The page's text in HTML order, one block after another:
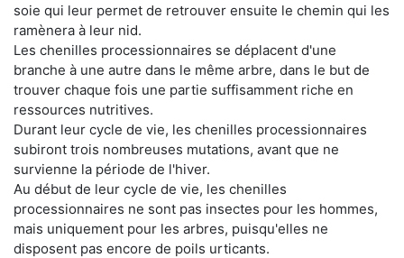
soie qui leur permet de retrouver ensuite le chemin qui les
ramènera à leur nid.
Les chenilles processionnaires se déplacent d'une
branche à une autre dans le même arbre, dans le but de
trouver chaque fois une partie suffisamment riche en
ressources nutritives.
Durant leur cycle de vie, les chenilles processionnaires
subiront trois nombreuses mutations, avant que ne
survienne la période de l'hiver.
Au début de leur cycle de vie, les chenilles
processionnaires ne sont pas insectes pour les hommes,
mais uniquement pour les arbres, puisqu'elles ne
disposent pas encore de poils urticants.